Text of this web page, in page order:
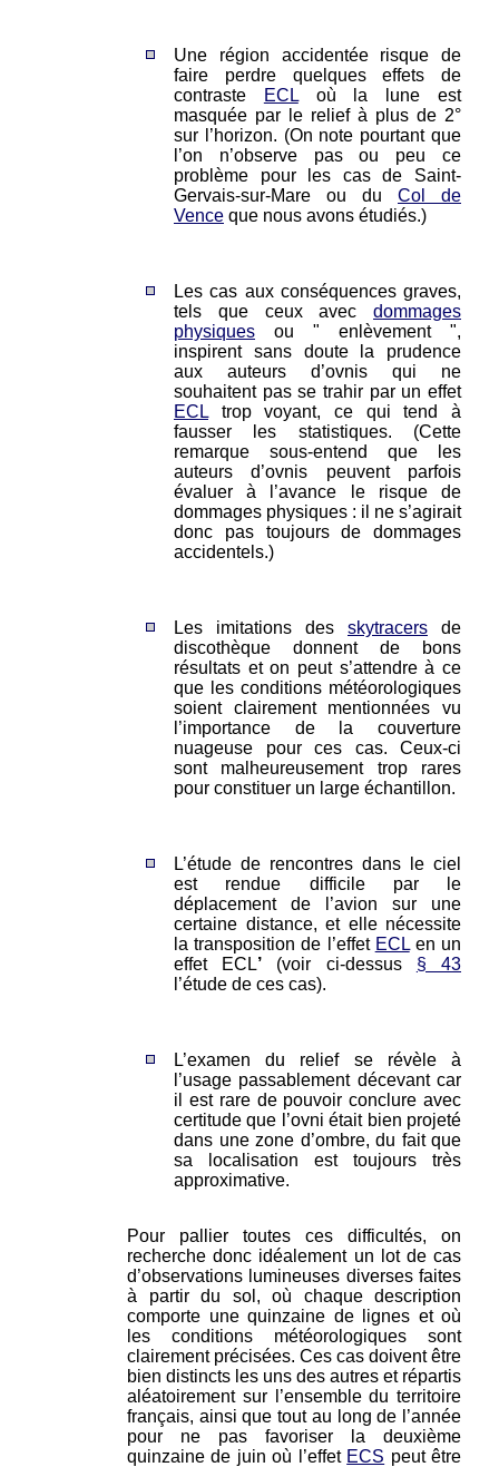
Une région accidentée risque de
faire perdre quelques effets de
contraste
ECLoù la lune est
masquée par le relief à plus de 2°
sur l’horizon. (On note pourtant que
l’on n’observe pas ou peu ce
problème pour les cas de Saint-
Gervais-sur-Mare ou du Col de
Vence que nous avons étudiés.)
Les cas aux conséquences graves,
tels que ceux avec dommages
physiques ou " enlèvement ",
inspirent sans doute la prudence
aux auteurs d’ovnis qui ne
souhaitent pas se trahir par un effet
ECL trop voyant, ce qui tend à
fausser les statistiques. (Cette
remarque sous-entend que les
auteurs d’ovnis peuvent parfois
évaluer à l’avance le risque de
dommages physiques : il ne s’agirait
donc pas toujours de dommages
accidentels.)
Les imitations des skytracers de
discothèque donnent de bons
résultats et on peut s’attendre à ce
que les conditions météorologiques
soient clairement mentionnées vu
l’importance de la couverture
nuageuse pour ces cas. Ceux-ci
sont malheureusement trop rares
pour constituer un large échantillon.
L’étude de rencontres dans le ciel
est rendue difficile par le
déplacement de l’avion sur une
certaine distance, et elle nécessite
la transposition de l’effet ECLen un
effet ECL’ (voir ci-dessus § 43
l’étude de ces cas).
L’examen du relief se révèle à
l’usage passablement décevant car
il est rare de pouvoir conclure avec
certitude que l’ovni était bien projeté
dans une zone d’ombre, du fait que
sa localisation est toujours très
approximative.
Pour pallier toutes ces difficultés, on
recherche donc idéalement un lot de cas
d’observations lumineuses diverses faites
à partir du sol, où chaque description
comporte une quinzaine de lignes et où
les conditions météorologiques sont
clairement précisées. Ces cas doivent être
bien distincts les uns des autres et répartis
aléatoirement sur l’ensemble du territoire
français, ainsi que tout au long de l’année
pour ne pas favoriser la deuxième
quinzaine de juin où l’effet ECS peut être